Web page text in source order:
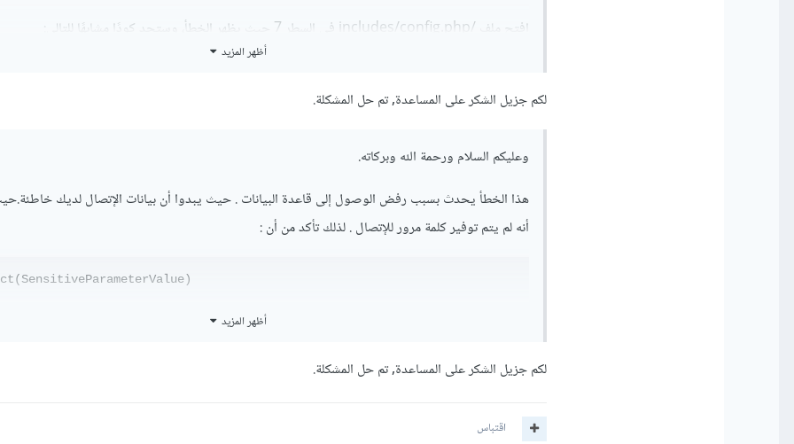
افتح ملف /includes/config.php في السطر 7 حيث يظهر الخطأ، وستجد كودًا مشابهًا للتالي:
أظهر المزيد
لكم جزيل الشكر على المساعدة, تم حل المشكلة.
وعليكم السلام ورحمة الله وبركاته.
هذا الخطأ يحدث بسبب رفض الوصول إلى قاعدة البيانات . حيث يبدوا أن بيانات الإتصال لديك
أنه لم يتم توفير كلمة مرور للإتصال . لذلك تأكد من أن:
هو كلمة المرور الصحيحة حيث يبدوا أنك قد قمت بتمرير كلمة المرور بشكل خاطئ.
حيث في الدالة mysqli_connect يجب على المعامل الثالث أن يكون كلمة المرور الخاصة بقاعدة البيانات.
أظهر المزيد
لكم جزيل الشكر على المساعدة, تم حل المشكلة.
اقتباس